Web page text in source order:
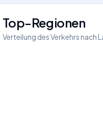
Top-Regionen
Verteilung des Verkehrs nach